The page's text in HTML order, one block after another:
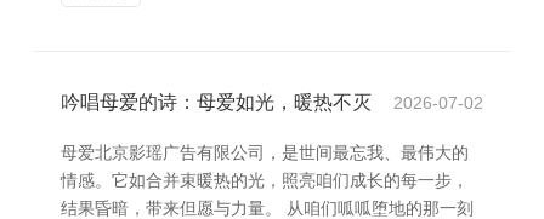
吟唱母爱的诗：母爱如光，暖热不灭 2026-07-02
母爱北京影瑶广告有限公司，是世间最忘我、最伟大的
情感。它如合并束暖热的光，照亮咱们成长的每一步，
结果昏暗，带来但愿与力量。 从咱们呱呱堕地的那一刻